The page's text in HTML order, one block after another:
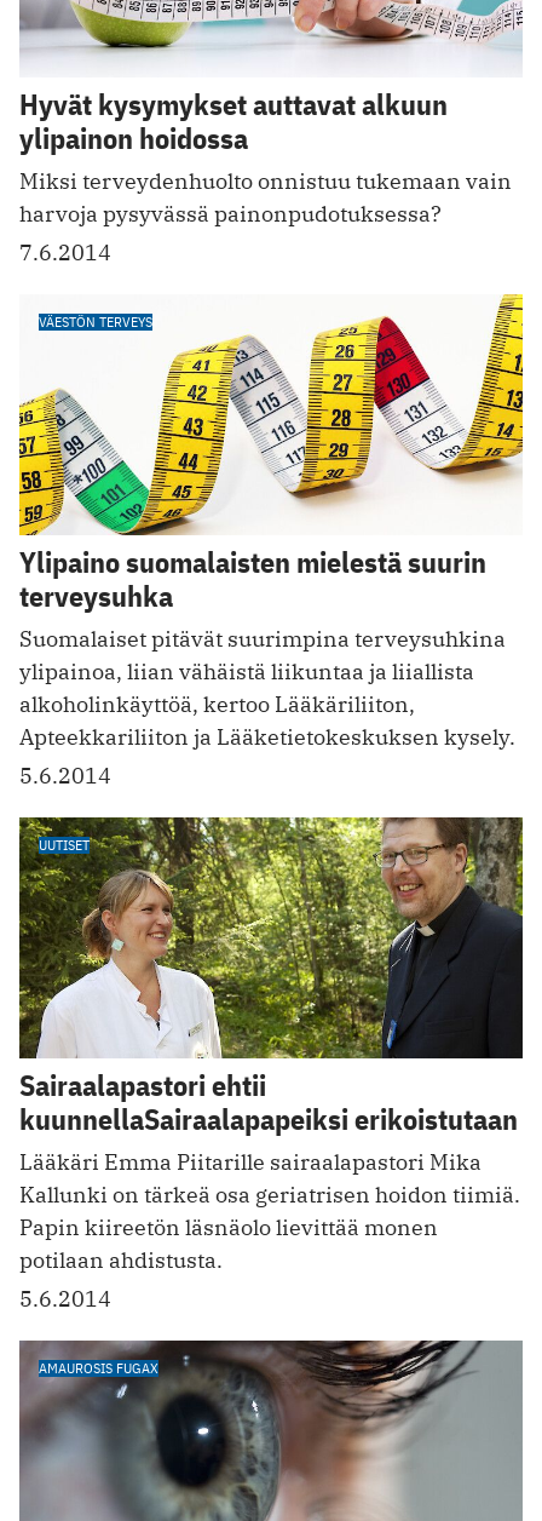
Hyvät kysymykset auttavat alkuun
ylipainon hoidossa
Miksi terveydenhuolto onnistuu tukemaan vain
harvoja pysyvässä painon­pudotuksessa?
7.6.2014
VÄESTÖN TERVEYS
Ylipaino suomalaisten mielestä suurin
terveysuhka
Suomalaiset pitävät suurimpina terveysuhkina
ylipainoa, liian vähäistä liikuntaa ja liiallista
alkoholinkäyttöä, kertoo Lääkäriliiton,
Apteekkariliiton ja Lääketietokeskuksen kysely.
5.6.2014
UUTISET
Sairaalapastori ehtii
kuunnellaSairaalapapeiksi erikoistutaan
Lääkäri Emma Piitarille sairaalapastori Mika
Kallunki on tärkeä osa geriatrisen hoidon tiimiä.
Papin kiireetön läsnäolo lievittää monen
potilaan ahdistusta.
5.6.2014
AMAUROSIS FUGAX